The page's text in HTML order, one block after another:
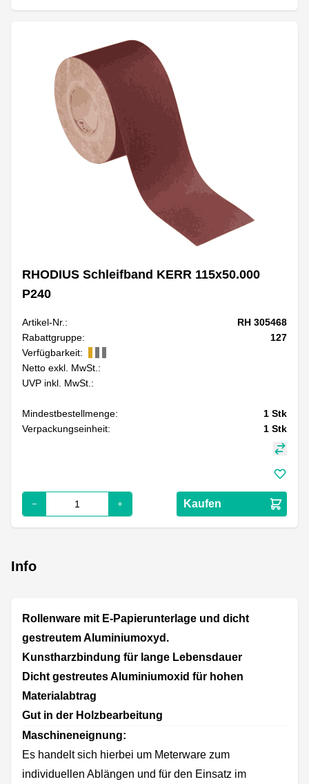
RHODIUS Schleifband KERR 115x50.000
P240
Artikel-Nr.:
RH 305468
Rabattgruppe:
127
Verfügbarkeit:
Netto exkl. MwSt.:
UVP inkl. MwSt.:
Mindestbestellmenge: 1 Stk
Verpackungseinheit:
1 Stk
Kaufen
Info
Rollenware mit E-Papierunterlage und dicht
gestreutem Aluminiumoxyd.
Kunstharzbindung für lange Lebensdauer
Dicht gestreutes Aluminiumoxid für hohen
Materialabtrag
Gut in der Holzbearbeitung
Maschineneignung:
Es handelt sich hierbei um Meterware zum
individuellen Ablängen und für den Einsatz im